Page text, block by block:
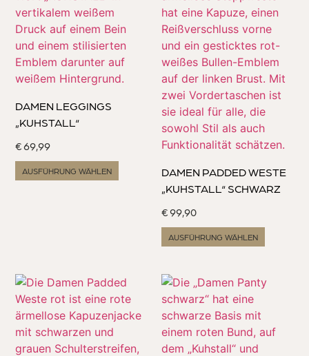
DAMEN LEGGINGS
„KUHSTALL“
€69,99
AUSFÜHRUNG WÄHLEN
DAMEN PADDED WESTE
„KUHSTALL“ SCHWARZ
€99,90
AUSFÜHRUNG WÄHLEN